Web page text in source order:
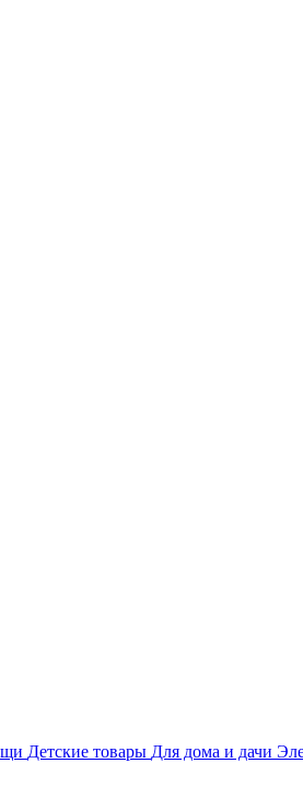
Детские товары Для дома и дачи